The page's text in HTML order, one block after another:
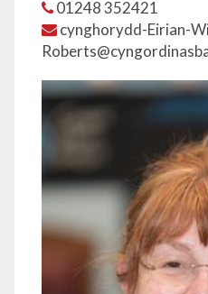
01248 352421
cynghorydd-Eirian-